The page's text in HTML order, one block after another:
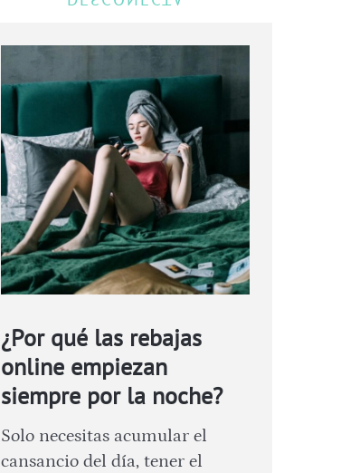
¿Por qué las rebajas
online empiezan
siempre por la noche?
Solo necesitas acumular el
cansancio del día, tener el